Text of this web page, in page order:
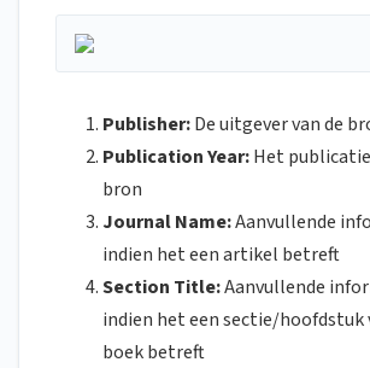
Publisher:De uitgever van de
Publication Year:Het
bron
Journal Name:Aanvullende
indien het een artikel betreft
Section Title:Aanvullende
indien het een sectie/hoofdstuk
boek betreft